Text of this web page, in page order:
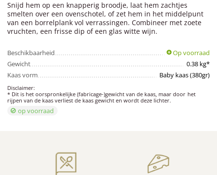
Snijd hem op een knapperig broodje, laat hem zachtjes
smelten over een ovenschotel, of zet hem in het middelpunt
van een borrelplank vol verrassingen. Combineer met zoete
vruchten, een frisse dip of een glas witte wijn.
Beschikbaarheid
Op voorraad
Gewicht
0.38 kg*
Kaas vorm
Baby kaas (380gr)
Disclaimer:
* Dit is het oorspronkelijke (fabricage-)gewicht van de kaas, maar door het
rijpen van de kaas verliest de kaas gewicht en wordt deze lichter.
op voorraad